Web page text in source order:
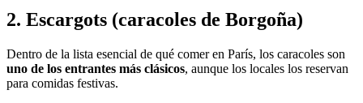
2. Escargots (caracoles de Borgoña)
Dentro de la lista esencial de qué comer en París, los caracoles son
uno de los entrantes más clásicos, aunque los locales los reservan
para comidas festivas.